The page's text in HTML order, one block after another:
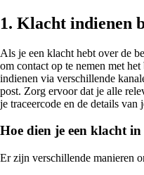
1. Klacht indienen
Als je een klacht hebt over de
om contact op te nemen met
indienen via verschillende
post. Zorg ervoor dat je alle
je traceercode en de details van
Hoe dien je een klacht
Er zijn verschillende manieren